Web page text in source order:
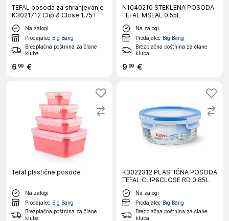
TEFAL posoda za shranjevanje
K3021712 Clip & Close 1.75 l
Na zalogi
Prodajalec Big Bang
Brezplačna poštnina za člane
kluba
6 99 €
N1040210 STEKLENA POSODA
TEFAL MSEAL 0.55L
Na zalogi
Prodajalec Big Bang
Brezplačna poštnina za člane
kluba
9 99 €
Tefal plastične posode
Na zalogi
Prodajalec Big Bang
Brezplačna poštnina za člane
kluba
K3022312 PLASTIČNA POSODA
TEFAL CLIP&CLOSE RD 0.85L
Na zalogi
Prodajalec Big Bang
Brezplačna poštnina za člane
kluba